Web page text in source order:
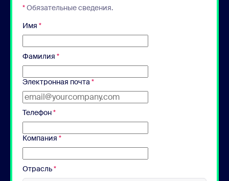
*Обязательные сведения.
Имя *
Фамилия *
Электронная почта *
Телефон*
Компания *
Отрасль*